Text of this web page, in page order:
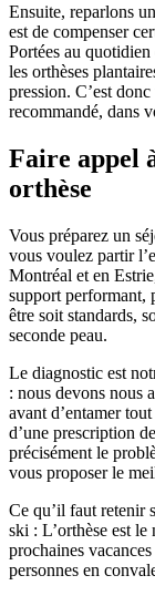
Ensuite, reparlons
est de compenser
Portées au
les orthèses
pression. C’est
recommandé, dans
Faire appel
orthèse
Vous préparez un
vous voulez partir
Montréal et en
support performant,
être soit standards,
seconde peau.
Le diagnostic est
: nous devons nous
avant d’entamer
d’une prescription
précisément le
vous proposer le
Ce qu’il faut retenir
ski : L’orthèse est
prochaines
personnes en